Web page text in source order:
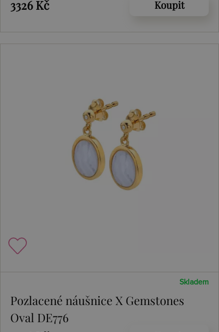
3326 Kč
Koupit
Skladem
Pozlacené náušnice X Gemstones
Oval DE776